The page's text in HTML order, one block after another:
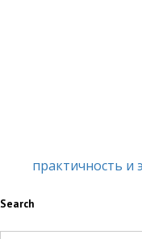
практичность и
Search